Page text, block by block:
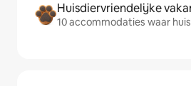
Huisdiervriendelijke
10 accommodaties waar